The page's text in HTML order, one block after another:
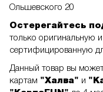
Ольшевского 20
Остерегайтесь
только оригинальную
сертифицированную
Данный товар вы
картам "Халва" и